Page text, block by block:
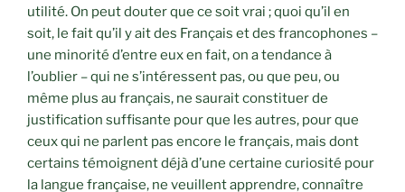
utilité. On peut douter que ce soit vrai ; quoi qu’il en
soit, le fait qu’il y ait des Français et des francophones –
une minorité d’entre eux en fait, on a tendance à
l’oublier – qui ne s’intéressent pas, ou que peu, ou
même plus au français, ne saurait constituer de
justification suffisante pour que les autres, pour que
ceux qui ne parlent pas encore le français, mais dont
certains témoignent déjà d’une certaine curiosité pour
la langue française, ne veuillent apprendre, connaître